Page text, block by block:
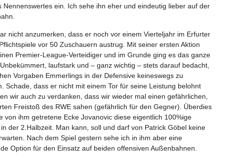
Nennenswertes ein. Ich sehe ihn eher und eindeutig lieber auf der
nicht anzumerken, dass er noch vor einem Vierteljahr im Erfurter
vor 50 Zuschauern austrug. Mit seiner ersten Aktion
Premier-League-Verteidiger und im Grunde ging es das ganze
laufstark und – ganz wichtig – stets darauf bedacht,
Vorgaben Emmerlings in der Defensive keineswegs zu
Schade, dass er nicht mit einem Tor für seine Leistung belohnt
wir auch zu verdanken, dass wir wieder mal einen gefährlichen,
Freistoß des RWE sahen (gefährlich für den Gegner). Überdies
von ihm getretene Ecke Jovanovic diese eigentlich 100%ige
der 2.Halbzeit. Man kann, soll und darf von Patrick Göbel keine
Nach dem Spiel gestern sehe ich in ihm aber eine
Option für den Einsatz auf beiden offensiven Außenbahnen.